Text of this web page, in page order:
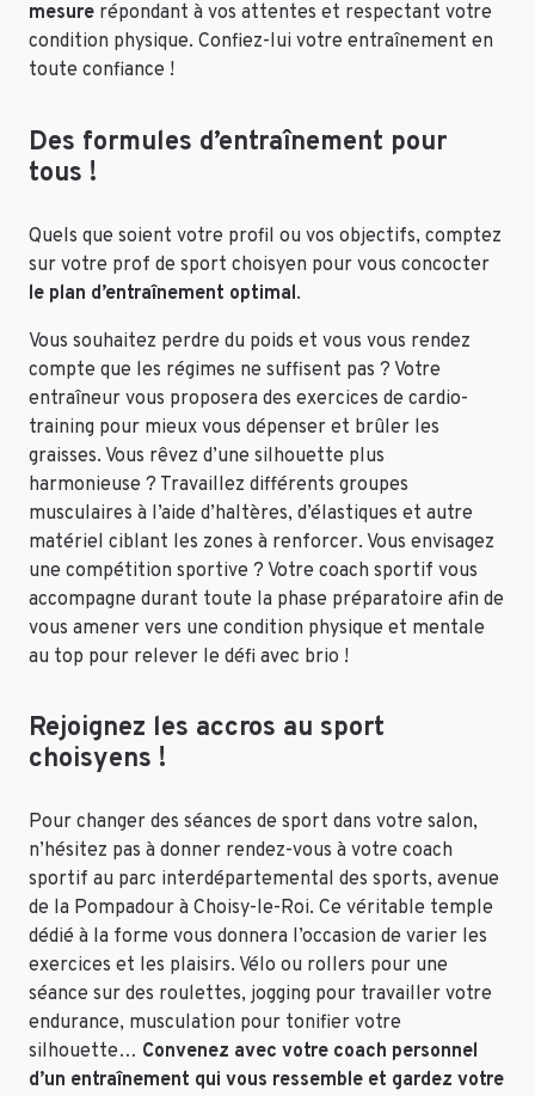
mesure répondant à vos attentes et respectant votre
condition physique. Confiez-lui votre entraînement en
toute confiance !
Des formules d’entraînement pour
tous !
Quels que soient votre profil ou vos objectifs, comptez
sur votre prof de sport choisyen pour vous concocter
le plan d’entraînement optimal.
Vous souhaitez perdre du poids et vous vous rendez
compte que les régimes ne suffisent pas ? Votre
entraîneur vous proposera des exercices de cardio-
training pour mieux vous dépenser et brûler les
graisses. Vous rêvez d’une silhouette plus
harmonieuse ? Travaillez différents groupes
musculaires à l’aide d’haltères, d’élastiques et autre
matériel ciblant les zones à renforcer. Vous envisagez
une compétition sportive ? Votre coach sportif vous
accompagne durant toute la phase préparatoire afin de
vous amener vers une condition physique et mentale
au top pour relever le défi avec brio !
Rejoignez les accros au sport
choisyens !
Pour changer des séances de sport dans votre salon,
n’hésitez pas à donner rendez-vous à votre coach
sportif au parc interdépartemental des sports, avenue
de la Pompadour à Choisy-le-Roi. Ce véritable temple
dédié à la forme vous donnera l’occasion de varier les
exercices et les plaisirs. Vélo ou rollers pour une
séance sur des roulettes, jogging pour travailler votre
endurance, musculation pour tonifier votre
silhouette… Convenez avec votre coach personnel
d’un entraînement qui vous ressemble et gardez votre